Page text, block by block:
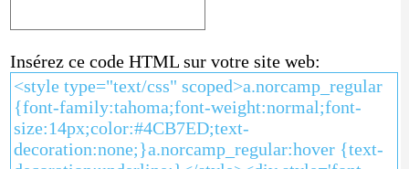
Insérez ce code HTML sur votre site web: